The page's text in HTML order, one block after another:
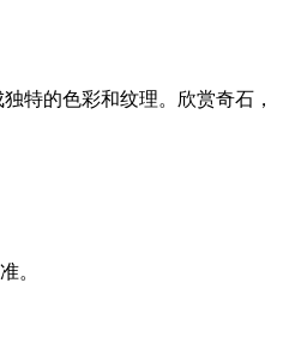
特的色彩和纹理。欣赏奇石，
。